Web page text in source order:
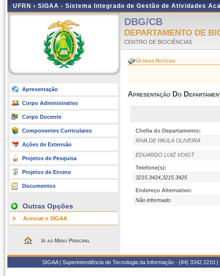
UFRN › SIGAA - Sistema Integrado de Gestão de Atividades
Apresentação
Corpo Administrativo
Corpo Docente
Componentes Curriculares
Ações de Extensão
Projetos de Pesquisa
Projetos de Ensino
Documentos
Outras Opções
Acessar o SIGAA
Ir ao Menu Principal
DBG/CB
DEPARTAMENTO DE
CENTRO DE BIOCIÊNCIAS
Últimas Notícias
Apresentação Do
Chefia do Departamento:
RIVA DE PAULA OLIVEIRA
EDUARDO LUIZ VOIGT
Telefone(s):
3215.3424,3215.3425
Endereço Alternativo:
Não informado
SIGAA | Superintendência de Tecnologia da Informação - (84) 3342